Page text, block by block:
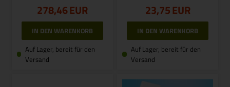
278,46EUR
Auf Lager, bereit für den
Versand
23,75EUR
Auf Lager, bereit für den
Versand